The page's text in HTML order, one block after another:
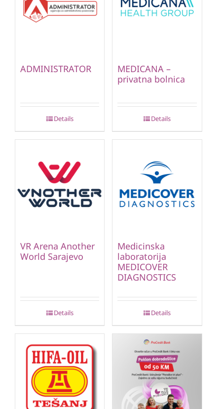
ADMINISTRATOR
Details
MEDICANA –
privatna bolnica
Details
VR Arena Another
World Sarajevo
Details
Medicinska
laboratorija
MEDICOVER
DIAGNOSTICS
Details